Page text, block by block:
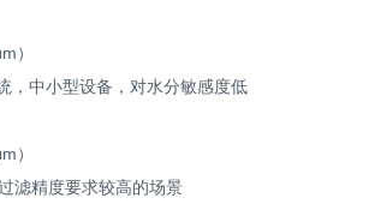
）
中小型设备，对水分敏感度低
）
精度要求较高的场景